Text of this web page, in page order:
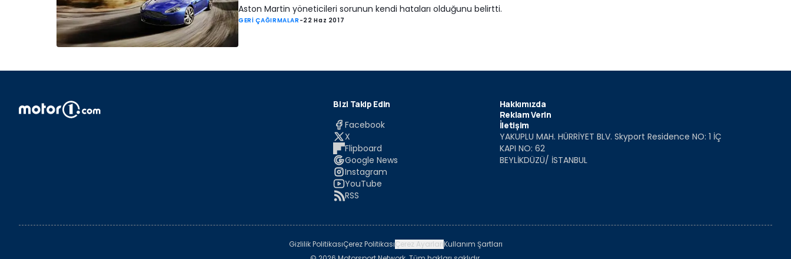
Aston Martin yöneticileri sorunun kendi hataları olduğunu belirtti.
GERİ ÇAĞIRMALAR -22 Haz 2017
Bizi Takip Edin
Facebook
X
Flipboard
Google News
Instagram
YouTube
RSS
Hakkımızda
Reklam Verin
İletişim
YAKUPLU MAH. HÜRRİYET BLV. Skyport Residence NO: 1 İÇ
KAPI NO: 62
BEYLİKDÜZÜ/ İSTANBUL
Gizlilik PolitikasıÇerez PolitikasıÇerez AyarlarıKullanım Şartları